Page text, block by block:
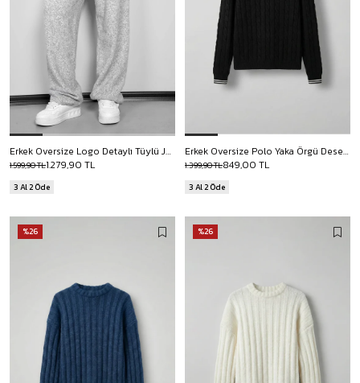
Erkek Oversize Logo Detaylı Tüylü Jogger Pantolon Gri
1.279,90 TL
1.599,90 TL
3 Al 2 Öde
Erkek Oversize Polo Yaka Örgü Desenli Triko Kazak Siyah
849,00 TL
1.399,90 TL
3 Al 2 Öde
%26 %26